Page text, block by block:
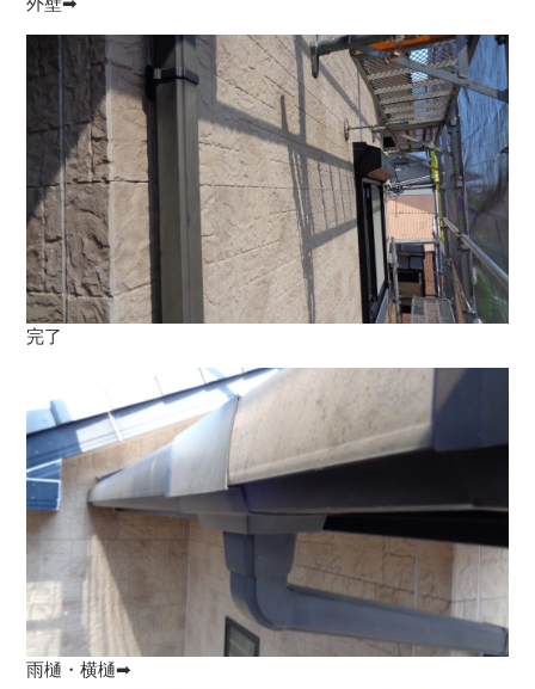
完了
雨樋・横樋➡